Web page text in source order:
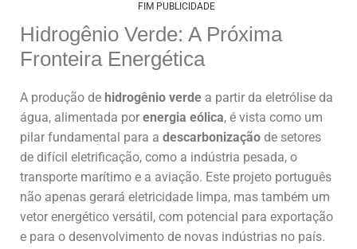
FIM PUBLICIDADE
Hidrogênio Verde: A Próxima
Fronteira Energética
A produção de hidrogênio verde a partir da eletrólise da
água, alimentada por energia eólica, é vista como um
pilar fundamental para a descarbonização de setores
de difícil eletrificação, como a indústria pesada, o
transporte marítimo e a aviação. Este projeto português
não apenas gerará eletricidade limpa, mas também um
vetor energético versátil, com potencial para exportação
e para o desenvolvimento de novas indústrias no país.